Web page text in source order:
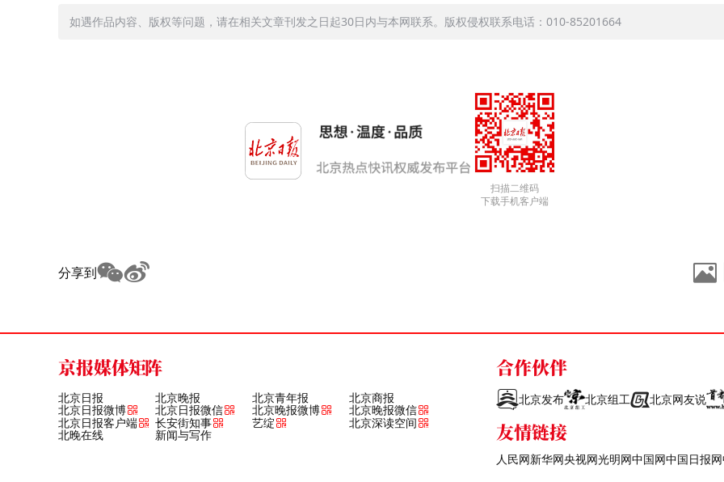
如遇作品内容、版权等问题，请在相关文章刊发之日起30日内与本网联系。版权侵权联系电话：010-85201664
扫描二维码
下载手机客户端
分享到
京报媒体矩阵
北京日报 北京晚报 北京青年报 北京商报
北京日报微博 北京日报微信 北京晚报微博
北京晚报微信
北京日报客户端
长安街知事 艺绽 北京深读空间
北晚在线 新闻与写作
合作伙伴
北京发布 北京组工 北京网友说
友情链接
人民网新华网央视网光明网中国网中国日报网